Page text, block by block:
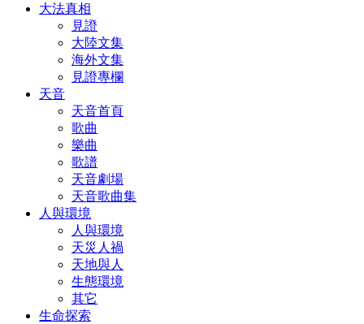
大法真相
見證
大陸文集
海外文集
見證專欄
天音
天音首頁
歌曲
樂曲
歌譜
天音劇場
天音歌曲集
人與環境
人與環境
天災人禍
天地與人
生態環境
其它
生命探索